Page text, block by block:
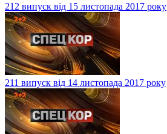
212 випуск від 15 листопада 2017 року
211 випуск від 14 листопада 2017 року